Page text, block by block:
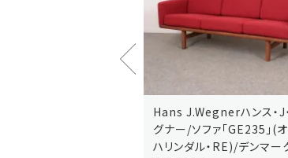
Hans J.Wegnerハンス・J・ウェ
グナー/ソファ「GE235」(オーク/
ハリンダル・RE)/デンマーク家